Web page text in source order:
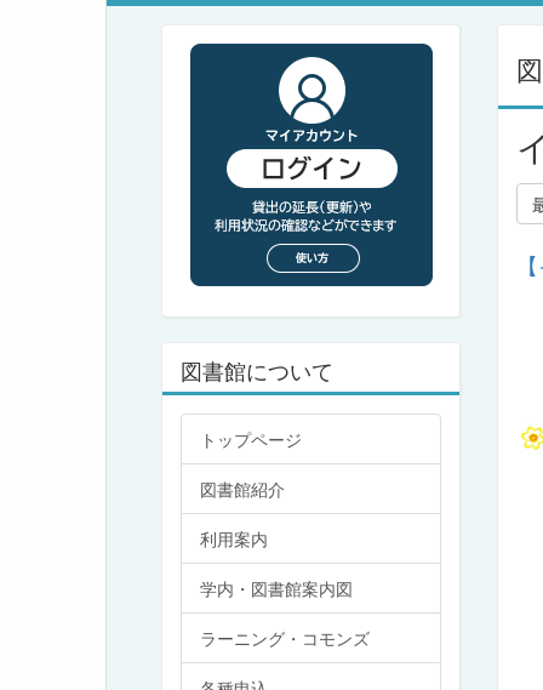
図書館について
トップページ
図書館紹介
利用案内
学内・図書館案内図
ラーニング・コモンズ